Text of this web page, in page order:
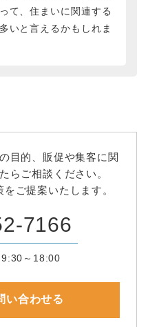
て、住まいに関連する
いと言えるかもしれま
目的、販促や集客に関
らご相談ください。
ご提案いたします。
7166
～18:00
い合わせる